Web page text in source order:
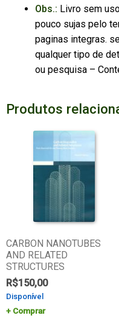
Obs.: Livro sem
pouco sujas pelo
paginas integras.
qualquer tipo de
ou pesquisa –
Produtos
CARBON NANOTUBES
AND RELATED
STRUCTURES
R$150,00
Disponível
Comprar